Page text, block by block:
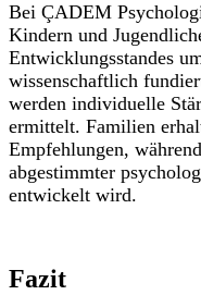
Bei ÇADEM
Kindern und
Entwicklungsstandes
wissenschaftlich
werden individuelle
ermittelt. Familien
Empfehlungen,
abgestimmter
entwickelt wird.
Fazit